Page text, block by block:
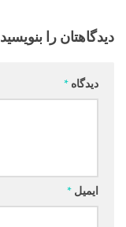
دیدگاهتان را بنویسید
دیدگاه *
ایمیل *